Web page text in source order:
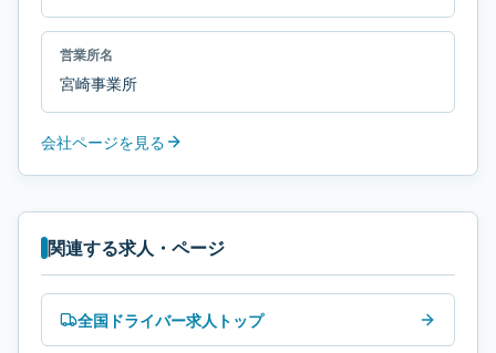
営業所名
宮崎事業所
会社ページを見る
関連する求人・ページ
全国ドライバー求人トップ